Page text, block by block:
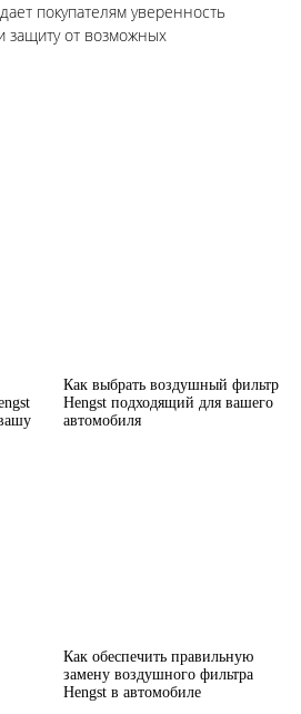
покупателям уверенность
защиту от возможных
Как выбрать воздушный фильтр
Hengst подходящий для вашего
автомобиля
Как обеспечить правильную
замену воздушного фильтра
Hengst в автомобиле